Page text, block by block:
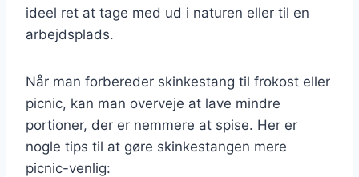
ideel ret at tage med ud i naturen eller til en
arbejdsplads.
Når man forbereder skinkestang til frokost eller
picnic, kan man overveje at lave mindre
portioner, der er nemmere at spise. Her er
nogle tips til at gøre skinkestangen mere
picnic-venlig: